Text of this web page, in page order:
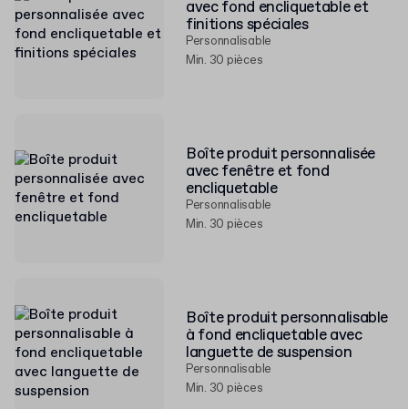
avec fond encliquetable et
finitions spéciales
Personnalisable
Min. 30 pièces
Boîte produit personnalisée
avec fenêtre et fond
encliquetable
Personnalisable
Min. 30 pièces
Boîte produit personnalisable
à fond encliquetable avec
languette de suspension
Personnalisable
Min. 30 pièces